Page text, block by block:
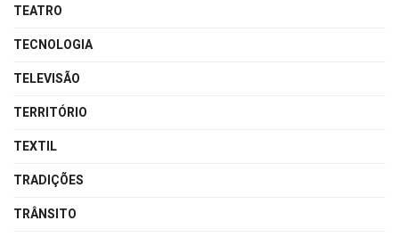
TEATRO
TECNOLOGIA
TELEVISÃO
TERRITÓRIO
TEXTIL
TRADIÇÕES
TRÂNSITO